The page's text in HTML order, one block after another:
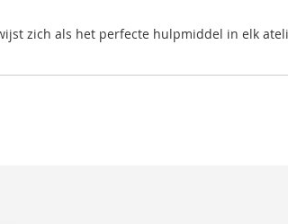
zich als het perfecte hulpmiddel in elk